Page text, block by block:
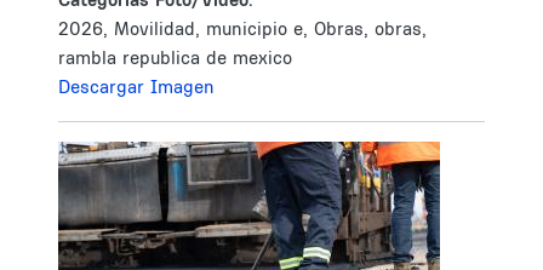
2026, Movilidad, municipio e, Obras, obras,
rambla republica de mexico
Descargar Imagen